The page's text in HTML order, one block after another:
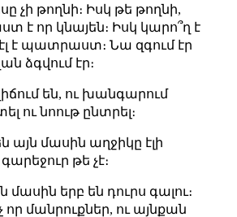
չի թողնի։ Իսկ թե թողնի,
է որ կնայեն։ Իսկ կարո՞ղ է
է պատրաստ։ Նա զգում էր
ձգվում էր։
են, ու խանգարում
ու նոութ ընտրել։
այն մասին աղջիկը էլի
գարեջուր թե չէ։
մասին երբ են դուրս գալու։
որ մանրուքներ, ու այնքան